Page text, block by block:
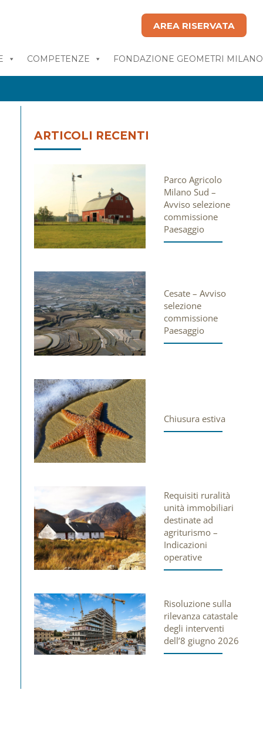
AREA RISERVATA
COMPETENZE FONDAZIONE GEOMETRI MILANO
ARTICOLI RECENTI
Parco Agricolo
Milano Sud –
Avviso selezione
commissione
Paesaggio
Cesate – Avviso
selezione
commissione
Paesaggio
Chiusura estiva
Requisiti ruralità
unità immobiliari
destinate ad
agriturismo –
Indicazioni
operative
Risoluzione sulla
rilevanza catastale
degli interventi
dell’8 giugno 2026